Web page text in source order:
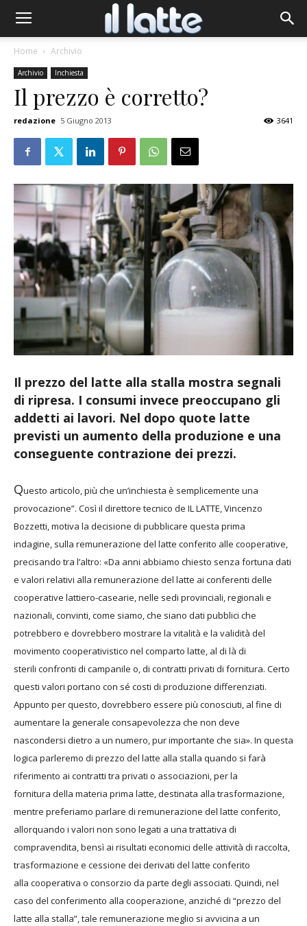
Home Archivio
Archivio Inchiesta
Il prezzo è corretto?
redazione 5 Giugno 2013 3641
Il prezzo del latte alla stalla mostra segnali
di ripresa. I consumi invece preoccupano gli
addetti ai lavori. Nel dopo quote latte
previsti un aumento della produzione e una
conseguente contrazione dei prezzi.
Questo articolo, più che un’inchiesta è semplicemente una
provocazione”. Così il direttore tecnico de ILLATTE, Vincenzo
Bozzetti, motiva la decisione di pubblicare questa prima
indagine, sulla remunerazione del latte conferito alle cooperative,
precisando tra l’altro: «Da anni abbiamo chiesto senza fortuna dati
e valori relativi alla remunerazione del latte ai conferenti delle
cooperative lattiero-casearie,nelle sedi provinciali, regionali e
nazionali,convinti, come siamo, che siano dati pubblici che
potrebbero e dovrebbero mostrare la vitalità e la validità del
movimento cooperativistico nel comparto latte, al di là di
sterili confronti di campanile o, di contratti privati di fornitura. Certo
questi valori portano con sé costi di produzione differenziati.
Appunto per questo, dovrebbero essere più conosciuti, al fine di
aumentare la generale consapevolezza che non deve
nascondersi dietro a un numero, pur importante che sia». In questa
logica parleremo di prezzo del latte alla stalla quando si farà
riferimento ai contratti tra privati o associazioni, per la
fornitura della materia prima latte, destinata alla trasformazione,
mentre preferiamo parlare di remunerazione del latte conferito,
allorquando i valori non sono legati a una trattativa di
compravendita, bensì ai risultati economici delle attività di raccolta,
trasformazione e cessione dei derivati del latte conferito
alla cooperativa o consorzio da parte degli associati. Quindi, nel
caso del conferimento alla cooperazione, anziché di “prezzo del
latte alla stalla”, tale remunerazione meglio si avvicina a un